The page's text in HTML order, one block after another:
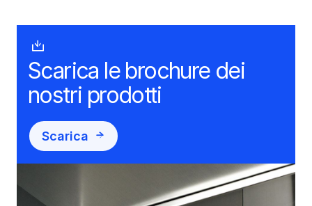
Scarica le brochure dei
nostri prodotti
Scarica